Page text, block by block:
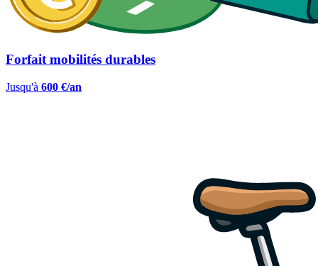
Forfait mobilités durables
Jusqu'à 600 €/an